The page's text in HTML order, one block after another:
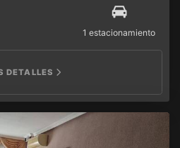
vigente esta a pie de calle sin
1 estacionamiento
DETALLES